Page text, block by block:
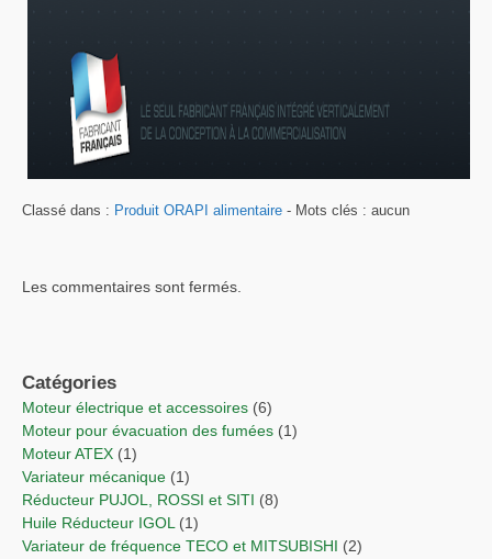
Classé dans : Produit ORAPI alimentaire - Mots clés : aucun
Les commentaires sont fermés.
Catégories
Moteur électrique et accessoires (6)
Moteur pour évacuation des fumées (1)
Moteur ATEX (1)
Variateur mécanique (1)
Réducteur PUJOL, ROSSI et SITI (8)
Huile Réducteur IGOL (1)
Variateur de fréquence TECO et MITSUBISHI (2)